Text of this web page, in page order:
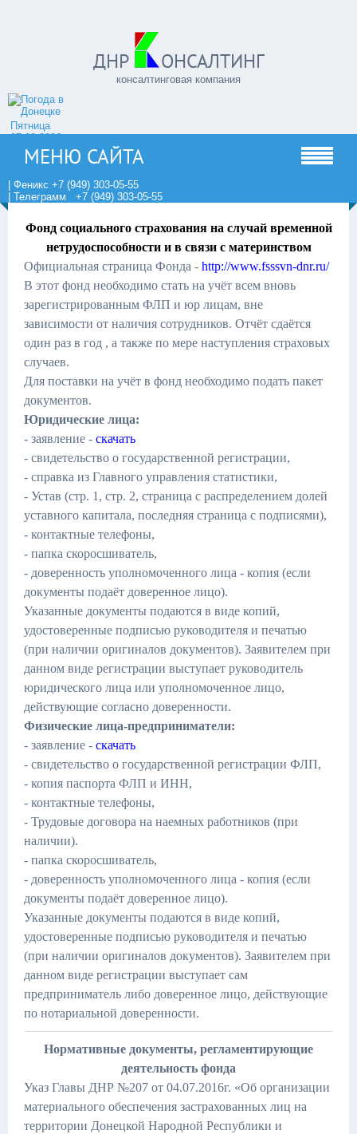
ДНР ОНСАЛТИНГ
консалтинговая компания
Пятница
07.08.2026
МЕНЮ САЙТА
| Феникс +7 (949) 303-05-55
| Телеграмм +7 (949) 303-05-55
Фонд социального страхования на случай временной
нетрудоспособности и в связи с материнством
Официальная страница Фонда - http://www.fsssvn-dnr.ru/
В этот фонд необходимо стать на учёт всем вновь
зарегистрированным ФЛП и юр лицам, вне
зависимости от наличия сотрудников. Отчёт сдаётся
один раз в год , а также по мере наступления страховых
случаев.
Для поставки на учёт в фонд необходимо подать пакет
документов.
Юридические лица:
- заявление - скачать
- свидетельство о государственной регистрации,
- справка из Главного управления статистики,
- Устав (стр. 1, стр. 2, страница с распределением долей
уставного капитала, последняя страница с подписями),
- контактные телефоны,
- папка скоросшиватель,
- доверенность уполномоченного лица - копия (если
документы подаёт доверенное лицо).
Указанные документы подаются в виде копий,
удостоверенные подписью руководителя и печатью
(при наличии оригиналов документов). Заявителем при
данном виде регистрации выступает руководитель
юридического лица или уполномоченное лицо,
действующие согласно доверенности.
Физические лица-предприниматели:
- заявление - скачать
- свидетельство о государственной регистрации ФЛП,
- копия паспорта ФЛП и ИНН,
- контактные телефоны,
- Трудовые договора на наемных работников (при
наличии).
- папка скоросшиватель,
- доверенность уполномоченного лица - копия (если
документы подаёт доверенное лицо).
Указанные документы подаются в виде копий,
удостоверенные подписью руководителя и печатью
(при наличии оригиналов документов). Заявителем при
данном виде регистрации выступает сам
предприниматель либо доверенное лицо, действующие
по нотариальной доверенности.
Нормативные документы, регламентирующие
деятельность фонда
Указ Главы ДНР №207 от 04.07.2016г. «Об организации
материального обеспечения застрахованных лиц на
территории Донецкой Народной Республики и